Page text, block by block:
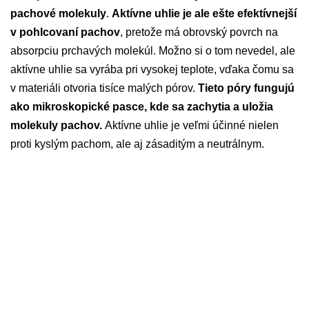
pachové molekuly. Aktívne uhlie je ale ešte efektívnejší
v pohlcovaní pachov, pretože má obrovský povrch na
absorpciu prchavých molekúl. Možno si o tom nevedel, ale
aktívne uhlie sa vyrába pri vysokej teplote, vďaka čomu sa
v materiáli otvoria tisíce malých pórov. Tieto póry fungujú
ako mikroskopické pasce, kde sa zachytia a uložia
molekuly pachov. Aktívne uhlie je veľmi účinné nielen
proti kyslým pachom, ale aj zásaditým a neutrálnym.